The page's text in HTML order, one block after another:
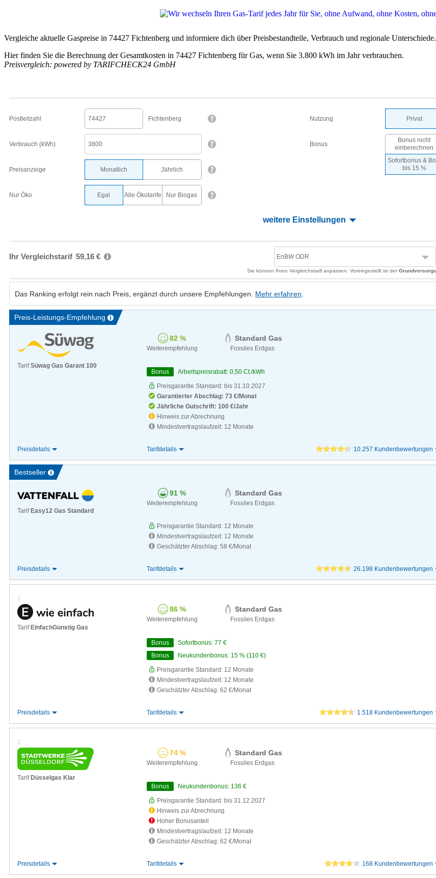
Vergleiche aktuelle Gaspreise in 74427 Fichtenberg und informiere dich über Preisbestandteile, Verbrauch und regionale Unterschiede.
Hier finden Sie die Berechnung der Gesamtkosten in 74427 Fichtenberg für Gas, wenn Sie 3.800 kWh im Jahr verbrauchen.
Preisvergleich: powered by TARIFCHECK24 GmbH